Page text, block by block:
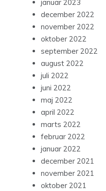
januar 2023
december 2022
november 2022
oktober 2022
september 2022
august 2022
juli 2022
juni 2022
maj 2022
april 2022
marts 2022
februar 2022
januar 2022
december 2021
november 2021
oktober 2021